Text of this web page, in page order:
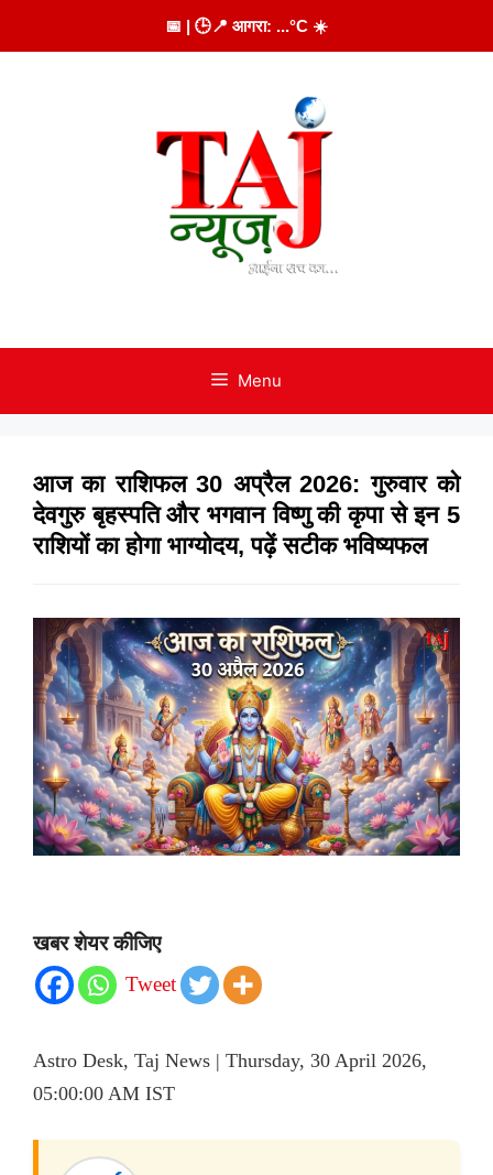
to
📅 | 🕒📍 आगरा: ...°C ☀️
Menu
आज का राशिफल 30 अप्रैल 2026: गुरुवार को
देवगुरु बृहस्पति और भगवान विष्णु की कृपा से इन 5
राशियों का होगा भाग्योदय, पढ़ें सटीक भविष्यफल
खबर शेयर कीजिए
Tweet
Astro Desk, Taj News | Thursday, 30 April 2026,
05:00:00 AM IST